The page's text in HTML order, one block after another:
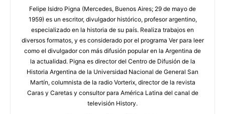
Felipe Isidro Pigna (Mercedes, Buenos Aires; 29 de mayo de
1959) es un escritor, divulgador histórico, profesor argentino,
especializado en la historia de su país. Realiza trabajos en
diversos formatos, y es considerado por el programa Ver para leer
como el divulgador con más difusión popular en la Argentina de
la actualidad. Pigna es director del Centro de Difusión de la
Historia Argentina de la Universidad Nacional de General San
Martín, columnista de la radio Vorterix, director de la revista
Caras y Caretas y consultor para América Latina del canal de
televisión History.